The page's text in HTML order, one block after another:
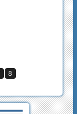
8